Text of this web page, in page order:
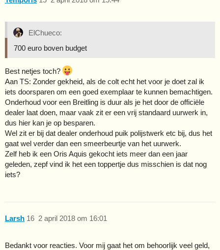
ElChueco:
700 euro boven budget
Best netjes toch?
Aan TS: Zonder gekheid, als de colt echt het voor je doet zal ik
iets doorsparen om een goed exemplaar te kunnen bemachtigen.
Onderhoud voor een Breitling is duur als je het door de officiële
dealer laat doen, maar vaak zit er een vrij standaard uurwerk in,
dus hier kan je op besparen.
Wel zit er bij dat dealer onderhoud puik polijstwerk etc bij, dus het
gaat wel verder dan een smeerbeurtje van het uurwerk.
Zelf heb ik een Oris Aquis gekocht iets meer dan een jaar
geleden, zepf vind ik het een toppertje dus misschien is dat nog
iets?
Larsh 2 april 2018 om 16:01
16
Bedankt voor reacties. Voor mij gaat het om behoorlijk veel geld,